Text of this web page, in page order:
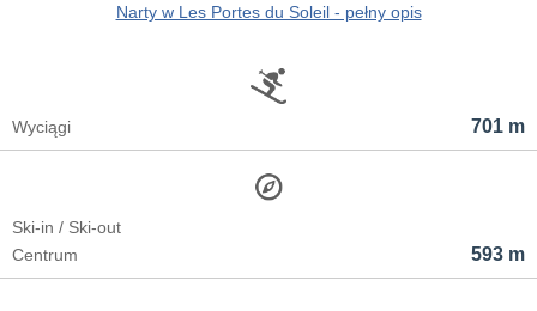
Narty w Les Portes du Soleil - pełny opis
701 m
Wyciągi
Ski-in / Ski-out
593 m
Centrum